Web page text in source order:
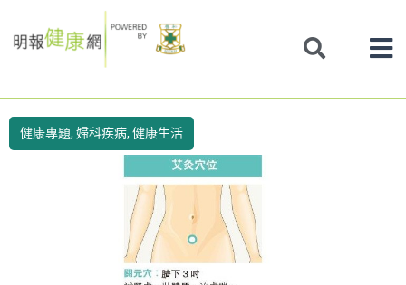
to
健康專題,婦科疾病,健康生活